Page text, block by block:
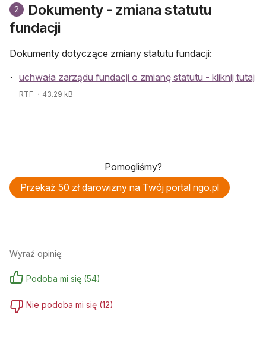
2
Dokumenty - zmiana statutu
fundacji
Dokumenty dotyczące zmiany statutu fundacji:
uchwała zarządu fundacji o zmianę statutu - kliknij tutaj
RTF ・43.29 kB
Pomogliśmy?
Przekaż 50 zł darowizny na Twój portal ngo.pl
Wyraź opinię:
Podoba mi się (54)
Nie podoba mi się (12)